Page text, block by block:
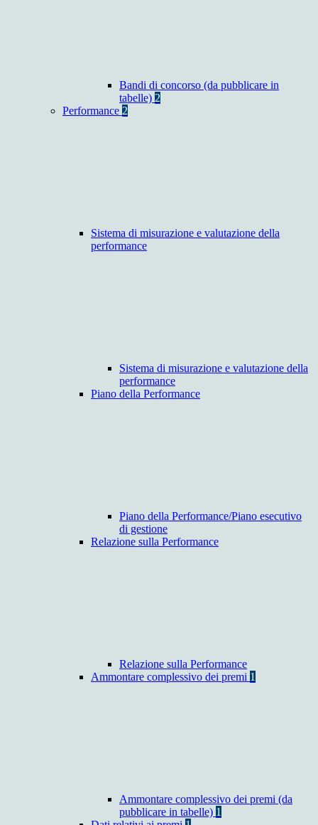
Bandi di concorso (da pubblicare in
tabelle) 2
Performance 2
Sistema di misurazione e valutazione della
performance
Sistema di misurazione e valutazione della
performance
Piano della Performance
Piano della Performance/Piano esecutivo
di gestione
Relazione sulla Performance
Relazione sulla Performance
Ammontare complessivo dei premi 1
Ammontare complessivo dei premi (da
pubblicare in tabelle) 1